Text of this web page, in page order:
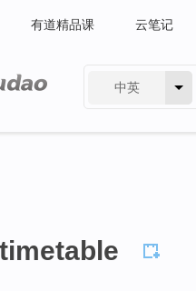
有道精品课 云笔记
中英